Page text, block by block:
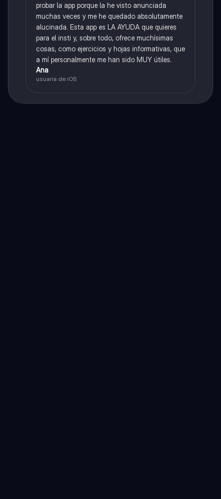
probar la app porque la he visto anunciada
muchas veces y me he quedado absolutamente
alucinada. Esta app es LA AYUDA que quieres
para el insti y, sobre todo, ofrece muchísimas
cosas, como ejercicios y hojas informativas, que
a mí personalmente me han sido MUY útiles.
Ana
usuaria de iOS